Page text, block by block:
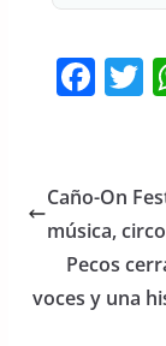
F
e
b
o
o
T
Caño-On
música,
Pecos
voces y una